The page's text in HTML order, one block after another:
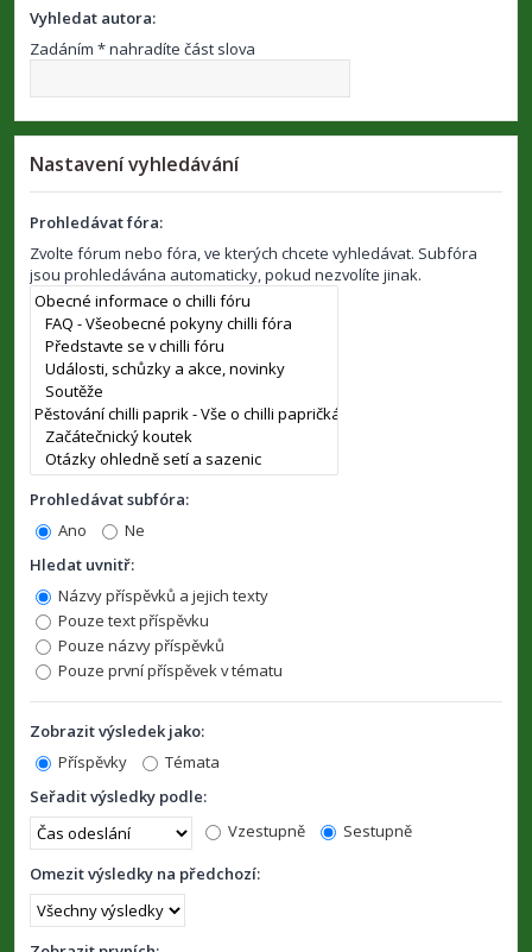
Vyhledat autora:
Zadáním * nahradíte část slova
Nastavení vyhledávání
Prohledávat fóra:
Zvolte fórum nebo fóra, ve kterých chcete vyhledávat. Subfóra
jsou prohledávána automaticky, pokud nezvolíte jinak.
Prohledávat subfóra:
Ano
Ne
Hledat uvnitř:
Názvy příspěvků a jejich texty
Pouze text příspěvku
Pouze názvy příspěvků
Pouze první příspěvek v tématu
Zobrazit výsledek jako:
Příspěvky
Témata
Seřadit výsledky podle:
Vzestupně
Sestupně
Omezit výsledky na předchozí: